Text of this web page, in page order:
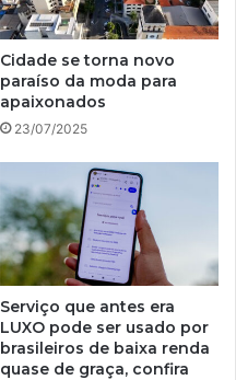
Cidade se torna novo
paraíso da moda para
apaixonados
23/07/2025
Serviço que antes era
LUXO pode ser usado por
brasileiros de baixa renda
quase de graça, confira